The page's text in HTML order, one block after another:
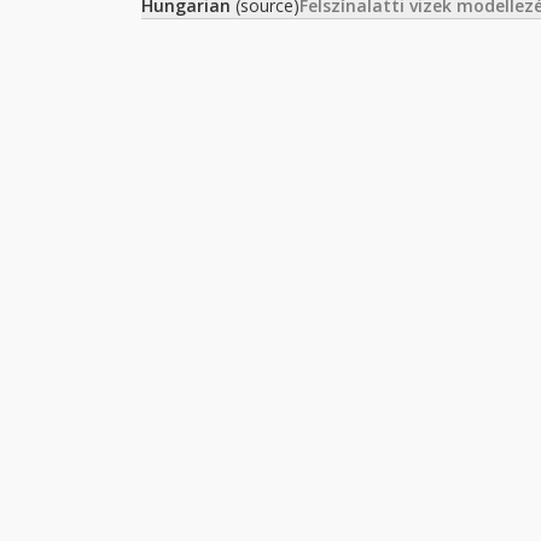
Hungarian (source)Felszínalatti vizek